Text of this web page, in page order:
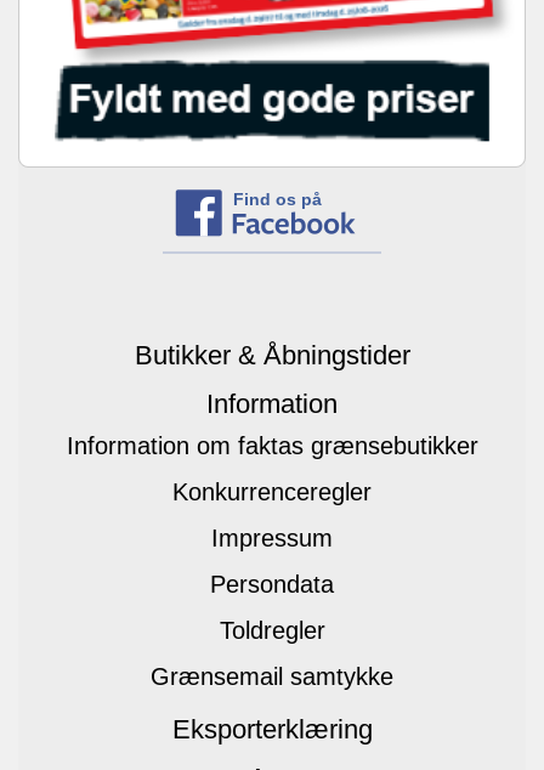
Find os på
Butikker & Åbningstider
Information
Information om faktas grænsebutikker
Konkurrenceregler
Impressum
Persondata
Toldregler
Grænsemail samtykke
Eksporterklæring